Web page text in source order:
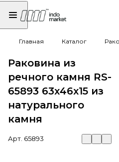
Главная Каталог
Раковина из
речного камня RS-
65893 63х46х15 из
натурального
камня
Арт. 65893